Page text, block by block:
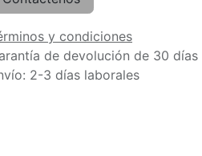
y condiciones
de devolución de 30 días
2-3 días laborales